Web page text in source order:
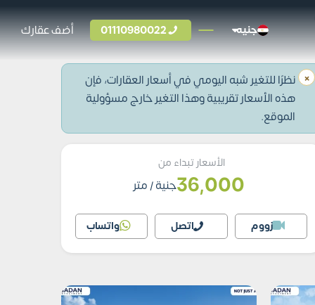
جنيه 01110980022 أضف عقارك
× نظرًا للتغير شبه اليومي في أسعار العقارات، فإن
هذه الأسعار تقريبية وهذا التغير خارج مسؤولية
الموقع.
الأسعار تبداء من
36,000جنية/ متر
زووم اتصل واتساب